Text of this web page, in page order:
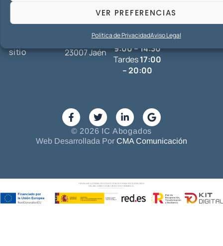
VER PREFERENCIAS
Política de PrivacidadAviso Legal
Política de
sitio
Ubicación
Arquitecto
Berges, 36,
23007 Jaén
Lunes a
Viernes:
Mañanas
9:00 – 14:30
Tardes17:00
– 20:00
info@ic-
abogados.com
© 2026 IC Abogados
Web Desarrollada Por CMA Comunicación